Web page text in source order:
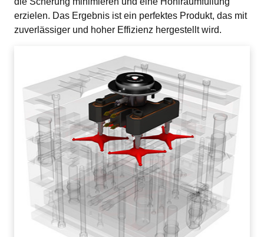
erzielen. Das Ergebnis ist ein perfektes Produkt, das mit
zuverlässiger und hoher Effizienz hergestellt wird.